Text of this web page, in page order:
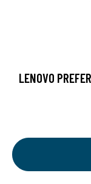
LENOVO